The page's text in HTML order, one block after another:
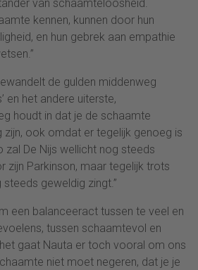
van schaamteloosheid.
kennen, kunnen door hun
en hun gebrek aan empathie
de gulden middenweg
en het andere uiterste,
houdt in dat je de schaamte
zijn, ook omdat er tegelijk genoeg is
De Nijs wellicht nog steeds
zijn Parkinson, maar tegelijk trots
geweldig zingt.”
een balanceeract tussen te veel en
tussen schaamtevol en
gaat Nauta er toch vooral om ons
niet moet negeren, dat je je